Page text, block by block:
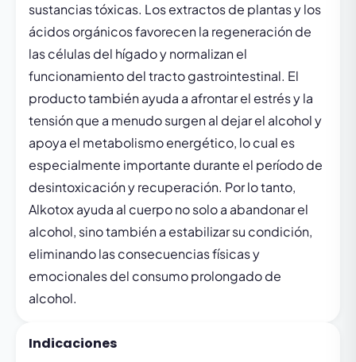
sustancias tóxicas. Los extractos de plantas y los
ácidos orgánicos favorecen la regeneración de
las células del hígado y normalizan el
funcionamiento del tracto gastrointestinal. El
producto también ayuda a afrontar el estrés y la
tensión que a menudo surgen al dejar el alcohol y
apoya el metabolismo energético, lo cual es
especialmente importante durante el período de
desintoxicación y recuperación. Por lo tanto,
Alkotox ayuda al cuerpo no solo a abandonar el
alcohol, sino también a estabilizar su condición,
eliminando las consecuencias físicas y
emocionales del consumo prolongado de
alcohol.
Indicaciones